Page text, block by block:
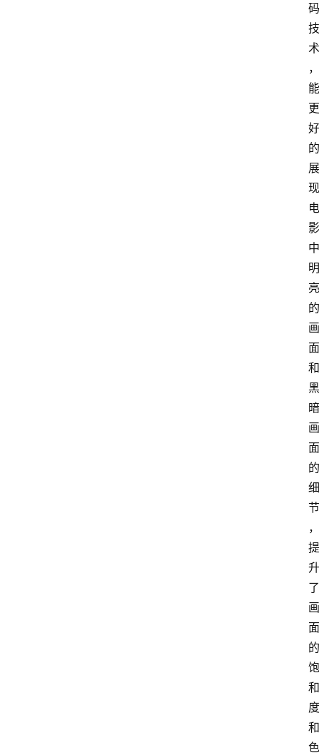
码
技
术
，
能
更
好
的
展
现
电
影
中
明
亮
的
画
面
和
黑
暗
画
面
的
细
节
，
提
升
了
画
面
的
饱
和
度
和
色